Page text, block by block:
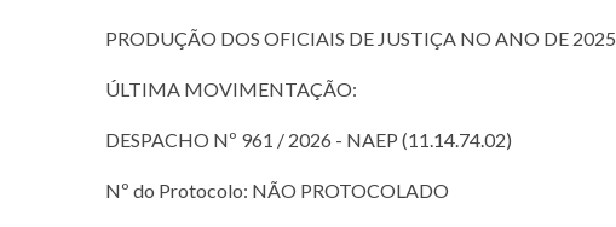
PRODUÇÃO DOS OFICIAIS DE JUSTIÇA NO ANO DE 2025
ÚLTIMA MOVIMENTAÇÃO:
DESPACHO Nº 961 / 2026 - NAEP (11.14.74.02)
Nº do Protocolo: NÃO PROTOCOLADO